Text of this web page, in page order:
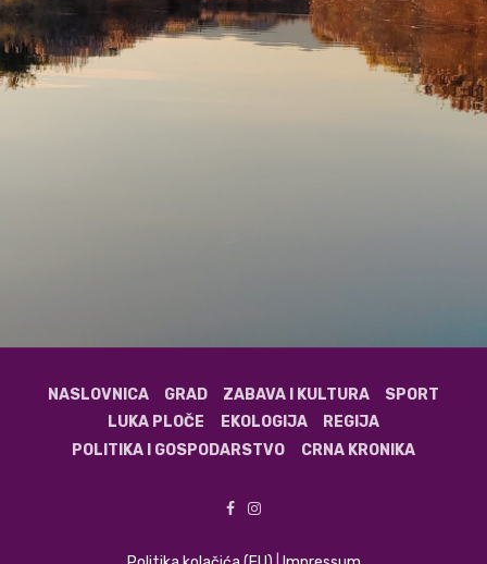
NASLOVNICA GRAD ZABAVA I KULTURA
SPORT
LUKA PLOČE
EKOLOGIJA
REGIJA
POLITIKA I GOSPODARSTVO
CRNA KRONIKA